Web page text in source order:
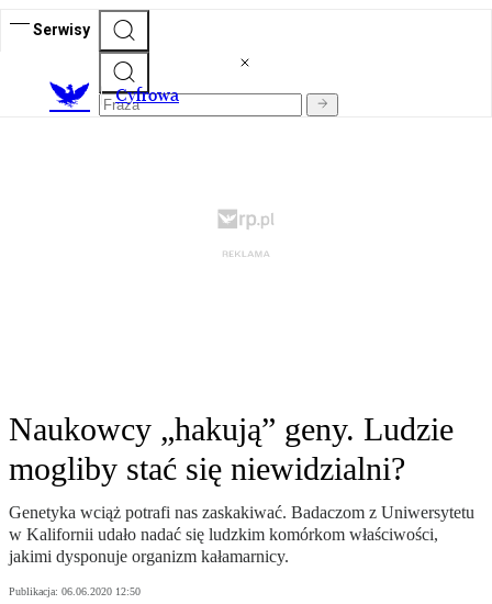
Serwisy
Cyfrowa
Naukowcy „hakują” geny. Ludzie
mogliby stać się niewidzialni?
Genetyka wciąż potrafi nas zaskakiwać. Badaczom z Uniwersytetu
w Kalifornii udało nadać się ludzkim komórkom właściwości,
jakimi dysponuje organizm kałamarnicy.
Publikacja: 06.06.2020 12:50